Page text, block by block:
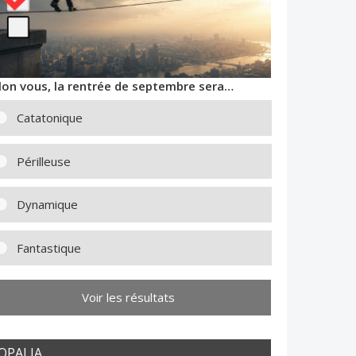
vous, la rentrée de septembre sera…
Catatonique
Périlleuse
Dynamique
Fantastique
Voir les résultats